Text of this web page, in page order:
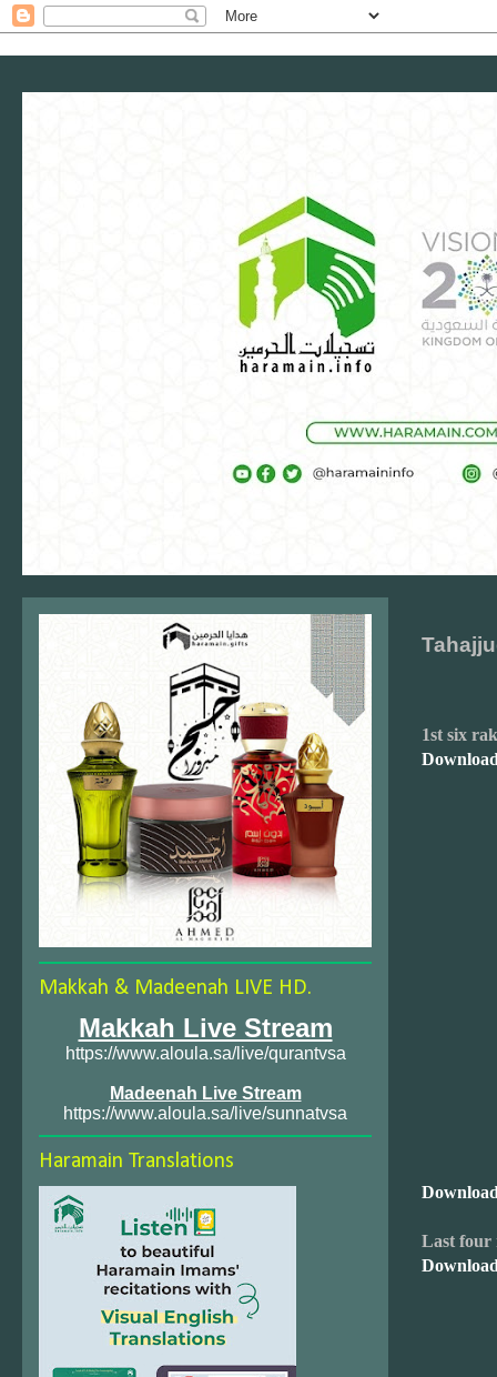
1st six
Last four
Makkah & Madeenah LIVE HD.
Makkah Live Stream
https://www.aloula.sa/live/qurantvsa
Madeenah Live Stream
https://www.aloula.sa/live/sunnatvsa
Haramain Translations